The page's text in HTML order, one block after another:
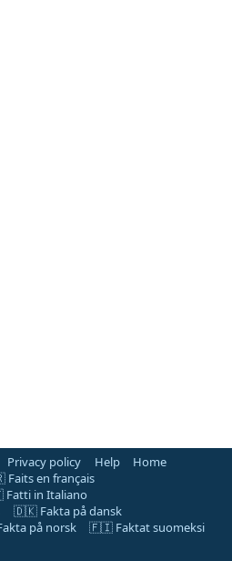
Privacy policy Help
Home
en français
in Italiano
🇩🇰 Fakta på dansk
på norsk
🇫🇮 Faktat suomeksi